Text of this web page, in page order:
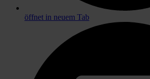
öffnet in neuem Tab